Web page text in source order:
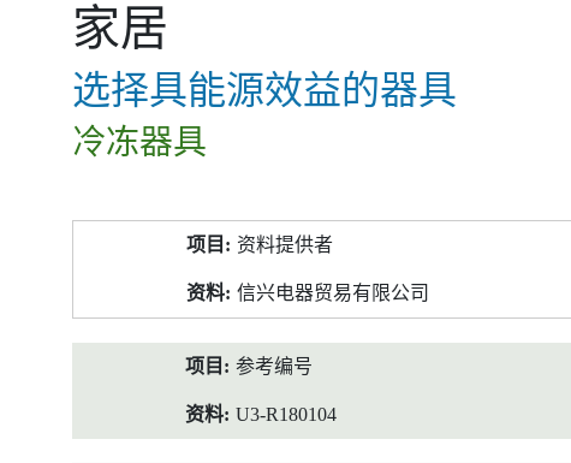
家居
选择具能源效益的器具
冷冻器具
料
资料提供者
信兴电器贸易有限公司
参考编号
U3-R180104